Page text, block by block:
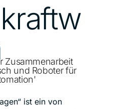
Zusammenarbeit
und Roboter für
ist ein von